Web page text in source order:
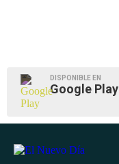
DISPONIBLE EN
Google Play